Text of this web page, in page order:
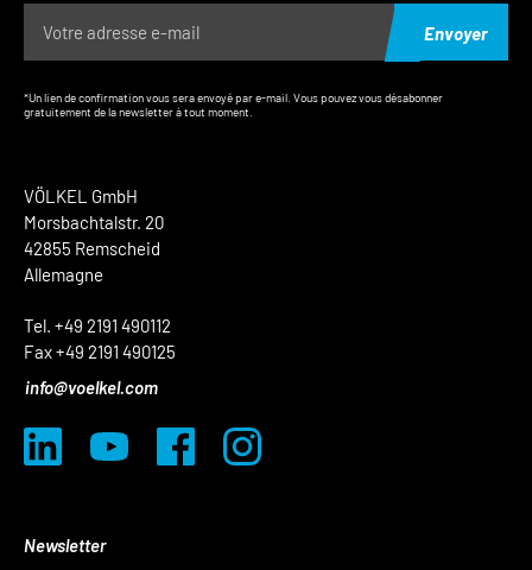
VÖLKEL GmbH
Morsbachtalstr. 20
42855 Remscheid
Allemagne
Tel. +49 2191 490112
Fax +49 2191 490125
info@voelkel.com
Newsletter
Envoyer
*Un lien de confirmation vous sera envoyé par e-mail. Vous pouvez vous désabonner
gratuitement de la newsletter à tout moment.